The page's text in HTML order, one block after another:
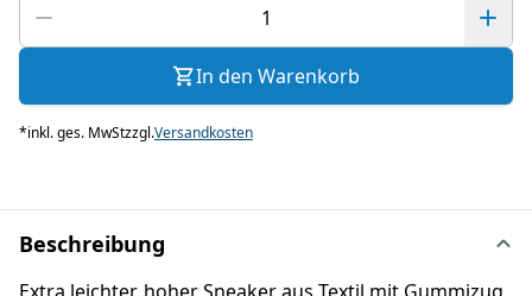
In den Warenkorb
*inkl. ges. MwStzzgl.Versandkosten
Beschreibung